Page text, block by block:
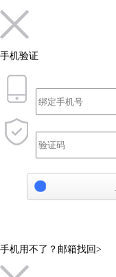
手机验证
手机用不了？ 邮箱找回>